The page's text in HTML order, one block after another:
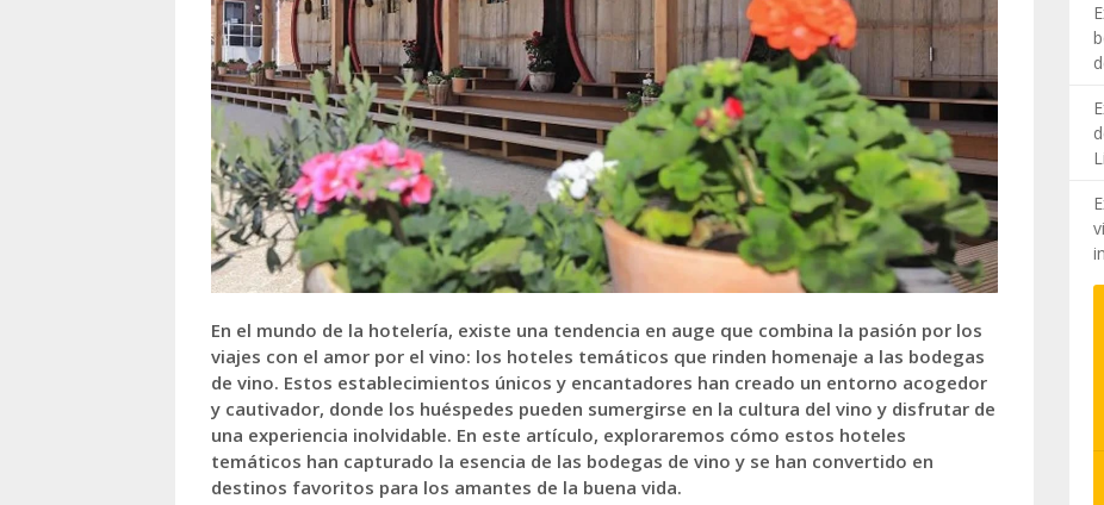
En el mundo de la hotelería, existe una tendencia en auge que combina la pasión por los
viajes con el amor por el vino: los hoteles temáticos que rinden homenaje a las bodegas
de vino. Estos establecimientos únicos y encantadores han creado un entorno acogedor
y cautivador, donde los huéspedes pueden sumergirse en la cultura del vino y disfrutar de
una experiencia inolvidable. En este artículo, exploraremos cómo estos hoteles
temáticos han capturado la esencia de las bodegas de vino y se han convertido en
destinos favoritos para los amantes de la buena vida.